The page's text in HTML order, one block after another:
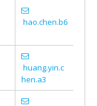
hao.chen.b6
huang.yin.c
hen.a3